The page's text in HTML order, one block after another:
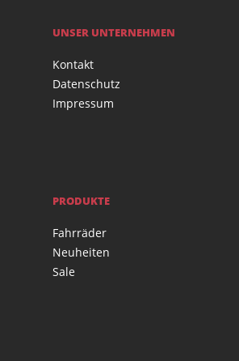
UNSER UNTERNEHMEN
Kontakt
Datenschutz
Impressum
PRODUKTE
Fahrräder
Neuheiten
Sale